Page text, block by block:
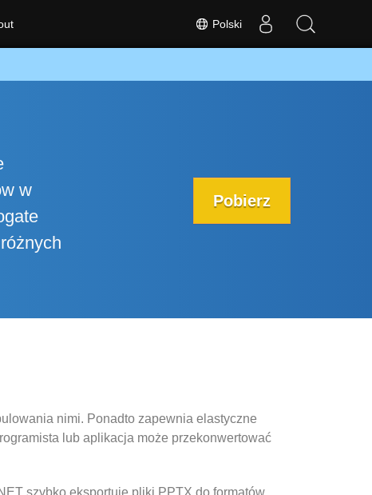
Polski
w
Pobierz
nimi. Ponadto zapewnia elastyczne
lub aplikacja może przekonwertować
szybko eksportuje pliki PPTX do formatów